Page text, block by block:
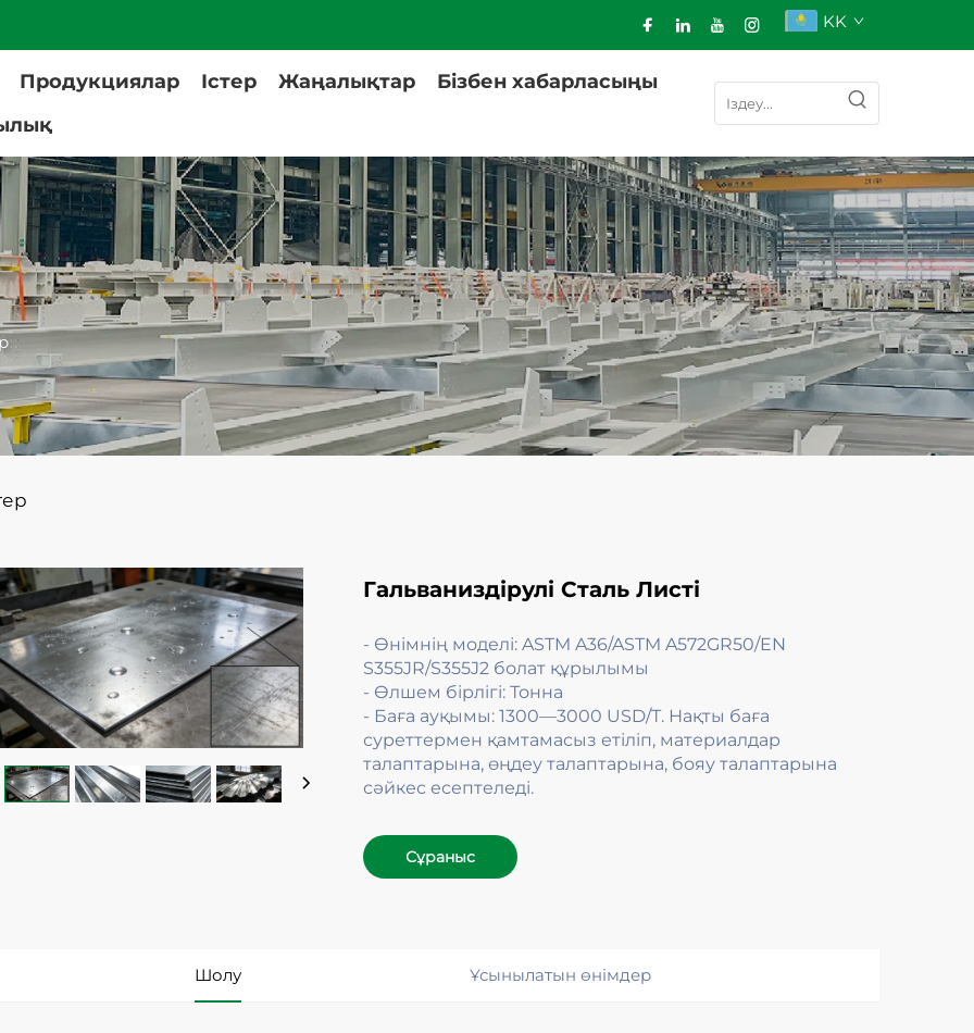
KK
Продукциялар Істер Жаңалықтар
Бізбен хабарласыңы
Гальваниздірулі Сталь Листі
- Өнімнің моделі: ASTM A36/ASTM A572GR50/EN
S355JR/S355J2 болат құрылымы
- Өлшем бірлігі: Тонна
- Баға ауқымы: 1300—3000 USD/Т. Нақты баға
суреттермен қамтамасыз етіліп, материалдар
талаптарына, өңдеу талаптарына, бояу талаптарына
сәйкес есептеледі.
Сұраныс
Шолу Ұсынылатын өнімдер